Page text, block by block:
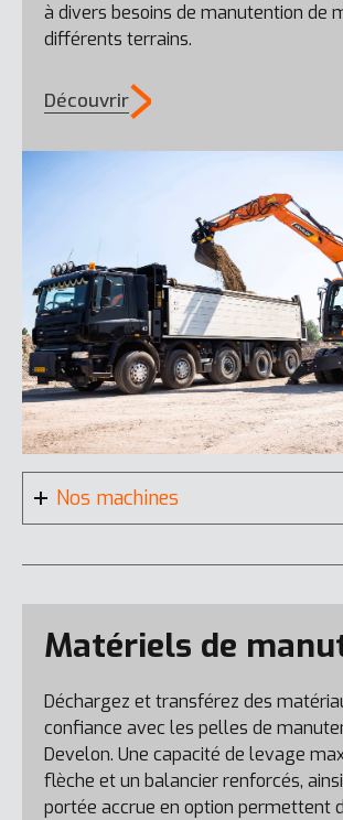
DL65-7
DL80-7
à divers besoins de manutention de
différents terrains.
Découvrir
Nos machines
Matériels de
Déchargez et transférez des
confiance avec les pelles de
Develon. Une capacité de levage
flèche et un balancier renforcés, ainsi
portée accrue en option permettent